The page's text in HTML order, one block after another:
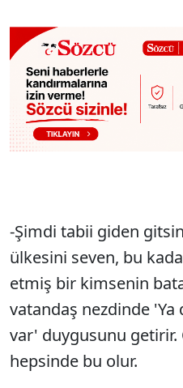
-Şimdi tabii giden
ülkesini seven, bu
etmiş bir kimsenin
vatandaş nezdinde 'Ya
var' duygusunu getirir.
hepsinde bu olur.